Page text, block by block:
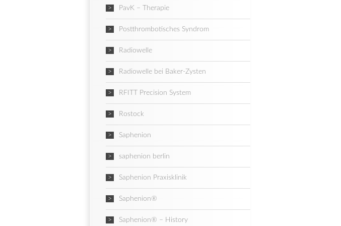
PavK – Therapie
Postthrombotisches Syndrom
Radiowelle
Radiowelle bei Baker-Zysten
RFITT Precision System
Rostock
Saphenion
saphenion berlin
Saphenion Praxisklinik
Saphenion®
Saphenion® – History